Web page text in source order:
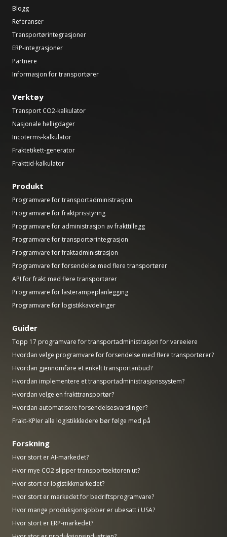
Blogg
Referanser
Transportørintegrasjoner
ERP-integrasjoner
Partnere
Informasjon for transportører
Verktøy
Transport CO2-kalkulator
Nasjonale helligdager
Incoterms-kalkulator
Fraktetikett-generator
Frakttid-kalkulator
Produkt
Programvare for transportadministrasjon
Programvare for fraktprisstyring
Programvare for administrasjon av frakttillegg
Programvare for transportørintegrasjon
Programvare for fraktadministrasjon
Programvare for forsendelse med flere transportører
API for frakt med flere transportører
Programvare for lasterampeplanlegging
Programvare for logistikkavdelinger
Guider
Topp 17 programvare for transportadministrasjon for vareeiere
Hvordan velge programvare for forsendelse med flere transportører?
Hvordan gjennomføre et enkelt transportanbud?
Hvordan implementere et transportadministrasjonssystem?
Hvordan velge en frakttransportør?
Hvordan automatisere forsendelsesvarslinger?
Frakt-KPIer alle logistikkledere bør følge med på
Forskning
Hvor stort er AI-markedet?
Hvor mye CO2 slipper transportsektoren ut?
Hvor stort er logistikkmarkedet?
Hvor stort er markedet for bedriftsprogramvare?
Hvor mange produksjonsjobber er ubesatt i USA?
Hvor stort er ERP-markedet?